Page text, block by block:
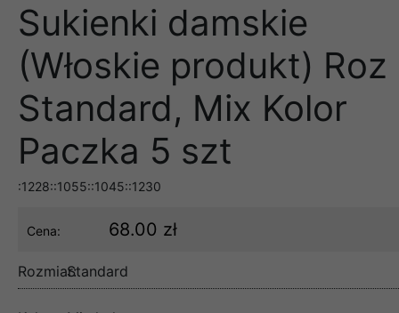
Sukienki damskie
(Włoskie produkt) Roz
Standard, Mix Kolor
Paczka 5 szt
:1228::1055::1045::1230
Cena: 68.00 zł
Rozmiar:Standard